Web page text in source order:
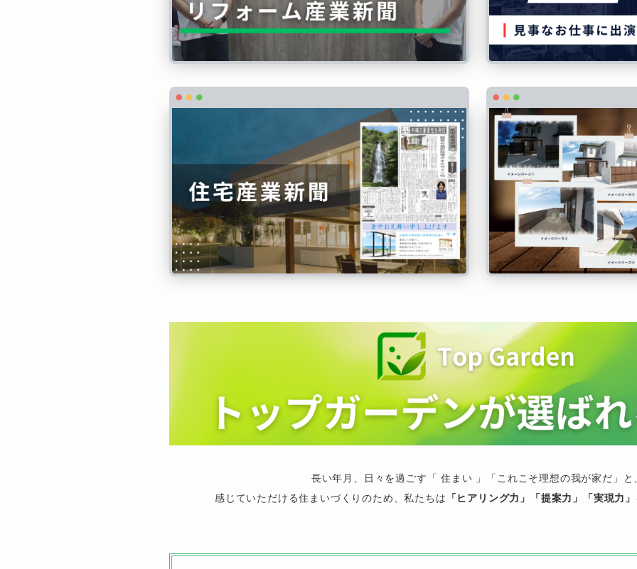
長い年月、日々を過ごす「 住まい 」「これこそ理想の我が家だ」と
感じていただける住まいづくりのため、私たちは 「ヒアリング力」「提案力」「実現力」